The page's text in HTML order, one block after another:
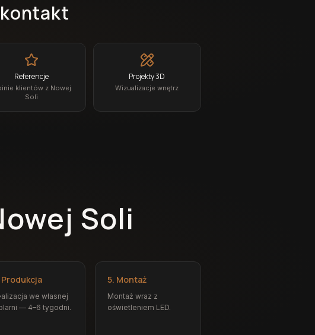
Referencje
klientów z Nowej
Soli
Projekty 3D
Wizualizacje wnętrz
Soli
Produkcja
we własnej
— 4–6 tygodni.
5. Montaż
Montaż wraz z
oświetleniem LED.